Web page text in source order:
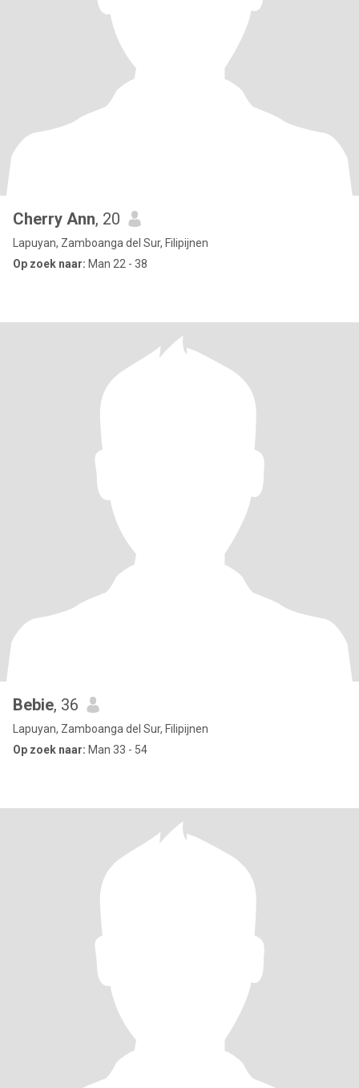
Cherry Ann, 20
Lapuyan, Zamboanga del Sur, Filipijnen
Op zoek naar: Man 22 - 38
Bebie, 36
Lapuyan, Zamboanga del Sur, Filipijnen
Op zoek naar: Man 33 - 54